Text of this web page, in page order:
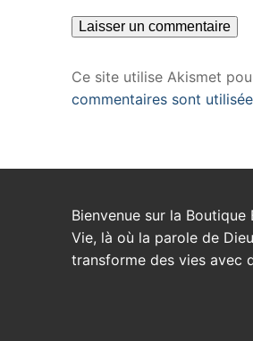
Ce site utilise Akismet
commentaires sont
Bienvenue sur la Boutique
Vie, là où la parole de Dieu
transforme des vies avec